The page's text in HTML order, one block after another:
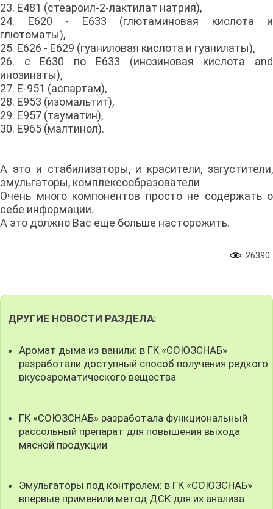
23. E481 (стеароил-2-лактилат натрия),
24. E620 - E633 (глютаминовая кислота и
глютоматы),
25. E626 - E629 (гуаниловая кислота и гуанилаты),
26. с E630 по E633 (инозиновая кислота and
инозинаты),
27. E-951 (аспартам),
28. E953 (изомальтит),
29. E957 (тауматин),
30. E965 (малтинол).
А это и стабилизаторы, и красители, загустители,
эмульгаторы, комплексообразователи
Очень много компонентов просто не содержать о
себе информации.
А это должно Вас еще больше насторожить.
26390
ДРУГИЕ НОВОСТИ РАЗДЕЛА:
Аромат дыма из ванили: в ГК «СОЮЗСНАБ»
разработали доступный способ получения редкого
вкусоароматического вещества
ГК «СОЮЗСНАБ» разработала функциональный
рассольный препарат для повышения выхода
мясной продукции
Эмульгаторы под контролем: в ГК «СОЮЗСНАБ»
впервые применили метод ДСК для их анализа